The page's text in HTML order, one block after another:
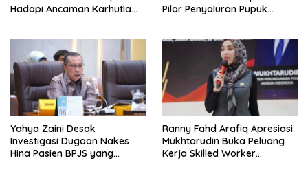
Hadapi Ancaman Karhutla
Pilar Penyaluran Pupuk
Yahya Zaini Desak
Investigasi Dugaan Nakes
Hina Pasien BPJS yang
Ranny Fahd Arafiq Apresiasi
Mukhtarudin Buka Peluang
Kerja Skilled Worker